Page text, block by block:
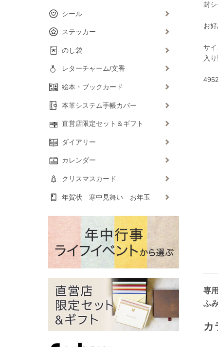
封
お
サ
入
専
ふ
カ
シール
ステッカー
のし袋
レターチャーム/文香
絵本・ブックカード
本革システム手帳カバー
直営店限定セット＆ギフト
ダイアリー
カレンダー
クリスマスカード
年賀状 寒中見舞い お年玉